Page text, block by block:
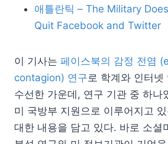
애틀란틱 – The Military
Quit Facebook and Twitter
이 기사는 페이스북의 감정 전염
contagion) 연구로 학계와 인터넷
수선한 가운데, 연구 기관 중 하나
미 국방부 지원으로 이루어지고
대한 내용을 담고 있다. 바로 소셜